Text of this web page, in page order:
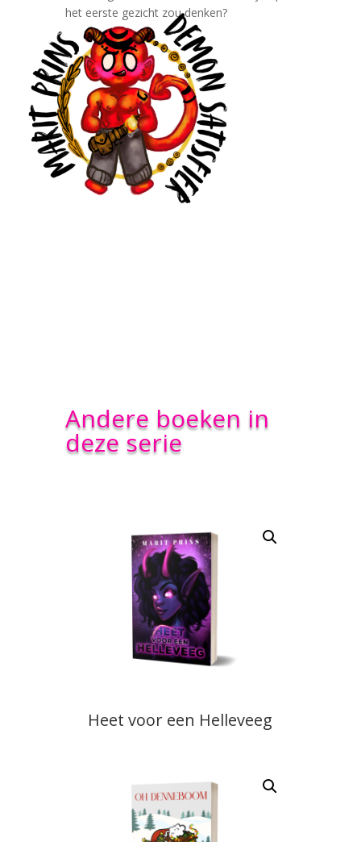
het eerste gezicht zou denken?
Andere boeken in
deze serie
Heet voor een Helleveeg